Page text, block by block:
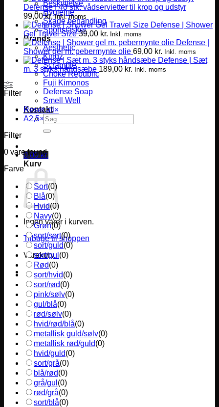
Beskyttelse
Hygiejne
Skade behandling
Sportstasker
Brands
Aesthetic
Kingz
Scramble
Choke Republic
Fuji Kimonos
Defense Soap
Smell Well
Kontakt
Søg
efter:
0,00 kr.
Kurv
Ingen varer i kurven.
Tilbage til shoppen
Varekurv
Defense | 40 stk. vådservietter til krop og udstyr
99,00kr. Inkl. moms
Defense | Shower
Gel Travel Size 39,00 kr. Inkl. moms
Defense |
Shower gel m. pebermynte olie 69,00 kr. Inkl. moms
Defense | Sæt
m. 3 styks håndsæbe 189,00 kr. Inkl. moms
Filter
Reset all ×
A2,5×
Filter
0 vare found
Farve
Sort(0)
Blå(0)
Hvid(0)
Navy(0)
Grøn(0)
sort/sort(0)
sort/guld(0)
sort/gul (0)
Rød(0)
sort/hvid(0)
sort/rød(0)
pink/sølv(0)
gul/blå(0)
rød/sølv(0)
hvid/rød/blå(0)
metallisk guld/sølv(0)
metallisk rød/guld(0)
hvid/guld(0)
sort/grå(0)
blå/rød(0)
grå/gul (0)
rød/grå(0)
sort/blå(0)